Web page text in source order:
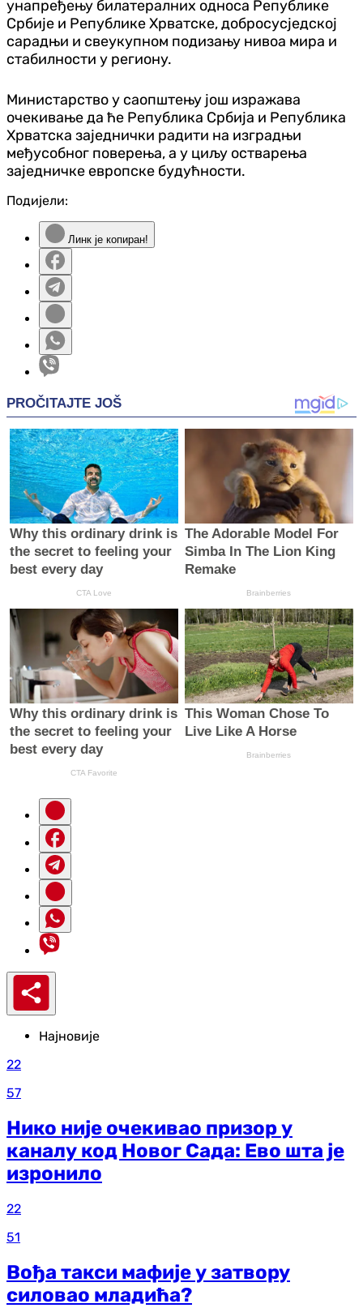
унапређењу билатералних односа Републике
Србије и Републике Хрватске, добросусједској
сарадњи и свеукупном подизању нивоа мира и
стабилности у региону.
Министарство у саопштењу још изражава
очекивање да ће Република Србија и Република
Хрватска заједнички радити на изградњи
међусобног поверења, а у циљу остварења
заједничке европске будућности.
Подијели:
Линк је копиран!
Најновије
22
57
Нико није очекивао призор у
каналу код Новог Сада: Ево шта је
изронило
22
51
Вођа такси мафије у затвору
силовао младића?